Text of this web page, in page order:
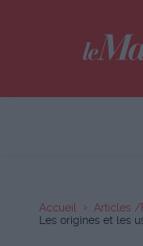
Accueil Articles /
Les origines et les